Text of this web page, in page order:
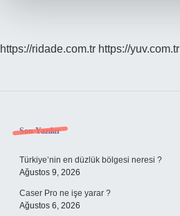
https://ridade.com.tr https://yuv.com.tr
Sidebar
Son Yazılar
Türkiye’nin en düzlük bölgesi neresi ?
Ağustos 9, 2026
Caser Pro ne işe yarar ?
Ağustos 6, 2026